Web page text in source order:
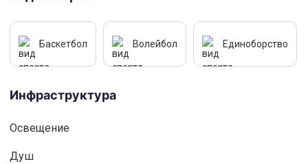
Баскетбол Волейбол Единоборство
Инфраструктура
Освещениe
Душ